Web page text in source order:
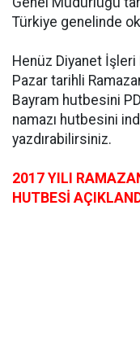
Türkiye genelinde
Henüz Diyanet İşleri
Pazar tarihli
Bayram hutbesini
namazı hutbesini
yazdırabilirsiniz.
2017 YILI
HUTBESİ